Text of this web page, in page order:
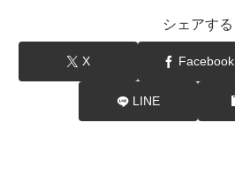
シェアする
X Facebook
LINE